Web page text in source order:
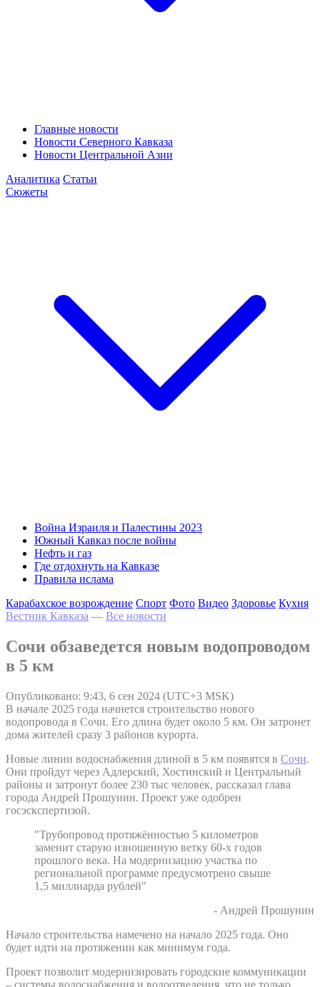
Главные новости
Новости Северного Кавказа
Новости Центральной Азии
Аналитика Статьи
Сюжеты
Война Израиля и Палестины 2023
Южный Кавказ после войны
Нефть и газ
Где отдохнуть на Кавказе
Правила ислама
Карабахское возрождение Спорт Фото Видео Здоровье Кухня
Вестник Кавказа — Все новости
Сочи обзаведется новым водопроводом
в 5 км
Опубликовано: 9:43, 6 сен 2024 (UTC+3 MSK)
В начале 2025 года начнется строительство нового
водопровода в Сочи. Его длина будет около 5 км. Он затронет
дома жителей сразу 3 районов курорта.
Новые линии водоснабжения длиной в 5 км появятся в Сочи.
Они пройдут через Адлерский, Хостинский и Центральный
районы и затронут более 230 тыс человек, рассказал глава
города Андрей Прошунин. Проект уже одобрен
госэскспертизой.
"Трубопровод протяжённостью 5 километров
заменит старую изношенную ветку 60-х годов
прошлого века. На модернизацию участка по
региональной программе предусмотрено свыше
1,5 миллиарда рублей"
- Андрей Прошунин
Начало строительства намечено на начало 2025 года. Оно
будет идти на протяжении как минимум года.
Проект позволит модернизировать городские коммуникации
– системы водоснабжения и водоотведения, что не только